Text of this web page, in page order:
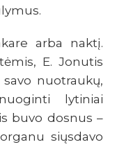
arba naktį.
E. Jonutis
nuotraukų,
lytiniai
buvo dosnus –
siųsdavo